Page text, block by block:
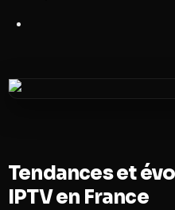
Tendances et
IPTV en France